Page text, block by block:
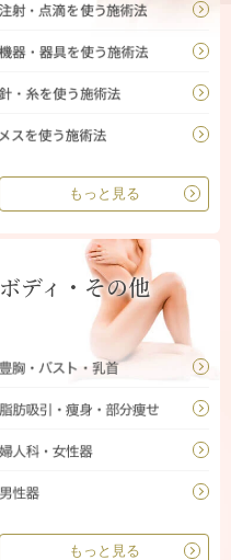
もっと見る
ボディ・その他
もっと見る